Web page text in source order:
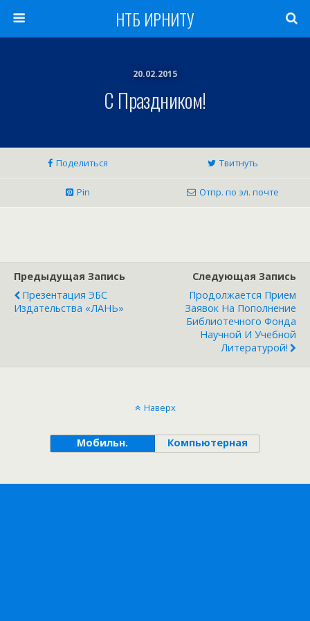
НТБ ИРНИТУ
20.02.2015
С Праздником!
Поделиться Твитнуть
Pin Отпр. по эл. почте
Предыдущая Запись
Презентация ЭБС
Издательства «ЛАНЬ»
Следующая Запись
Продолжается Прием
Заявок На Пополнение
Библиотечного Фонда
Научной И Учебной
Литературой!
Наверх
Мобильн. Компьютерная